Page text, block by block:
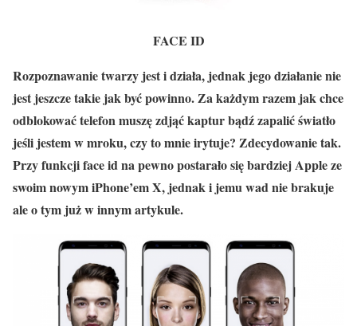
FACE ID
Rozpoznawanie twarzy jest i działa, jednak jego działanie nie
jest jeszcze takie jak być powinno. Za każdym razem jak chce
odblokować telefon muszę zdjąć kaptur bądź zapalić światło
jeśli jestem w mroku, czy to mnie irytuje? Zdecydowanie tak.
Przy funkcji face id na pewno postarało się bardziej Apple ze
swoim nowym iPhone’em X, jednak i jemu wad nie brakuje
ale o tym już w innym artykule.